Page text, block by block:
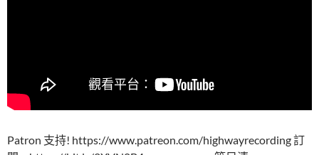
Patron 支持! https://www.patreon.com/highwayrecording 訂